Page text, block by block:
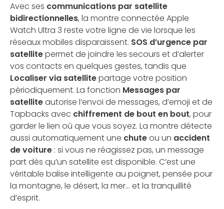
Avec ses communications par satellite
bidirectionnelles, la montre connectée Apple
Watch Ultra 3 reste votre ligne de vie lorsque les
réseaux mobiles disparaissent. SOS d’urgence par
satellitepermet de joindre les secours et d’alerter
vos contacts en quelques gestes, tandis que
Localiser via satellitepartage votre position
périodiquement. La fonction Messages par
satelliteautorise l’envoi de messages, d’emoji et de
Tapbacks avec chiffrement de bout en bout, pour
garder le lien où que vous soyez. La montre détecte
aussi automatiquement une chuteou un accident
de voiture : si vous ne réagissez pas, un message
part dès qu’un satellite est disponible. C’est une
véritable balise intelligente au poignet, pensée pour
la montagne, le désert, la mer… et la tranquillité
d’esprit.